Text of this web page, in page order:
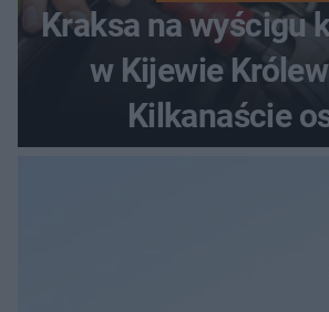
Kraksa na wyścigu
w Kijewie
Kilkanaście
poszkodowanych,